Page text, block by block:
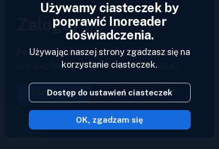
Zaloguj się
Posiadasz już konto?Podaj swój profil i
uzyskaj dostęp do swoich kanałów teraz.
Zaloguj się
2023 © Inoreader
Używamy ciasteczek by
poprawić Inoreader
doświadczenia.
Używając naszej strony zgadzasz się na
korzystanie ciasteczek.
Dostęp do ustawień ciasteczek
OK, zgadzam się